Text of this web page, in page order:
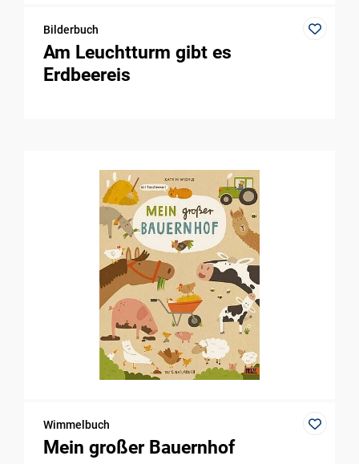
Bilderbuch
Am Leuchtturm gibt es
Erdbeereis
Wimmelbuch
Mein großer Bauernhof